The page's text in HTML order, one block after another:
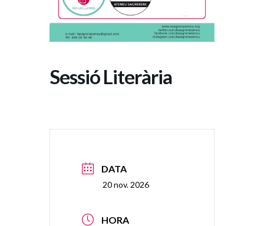
Sessió Literària
DATA
20 nov. 2026
HORA